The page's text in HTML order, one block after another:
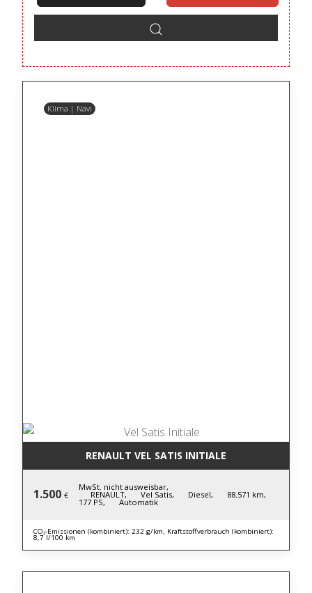
Klima | Navi
RENAULT VEL SATIS INITIALE
1.500 €
MwSt. nicht ausweisbar,
RENAULT, Vel Satis, Diesel, 88.571 km,
177 PS, Automatik
CO₂-Emissionen (kombiniert): 232 g/km, Kraftstoffverbrauch (kombiniert):
8,7 l/100 km